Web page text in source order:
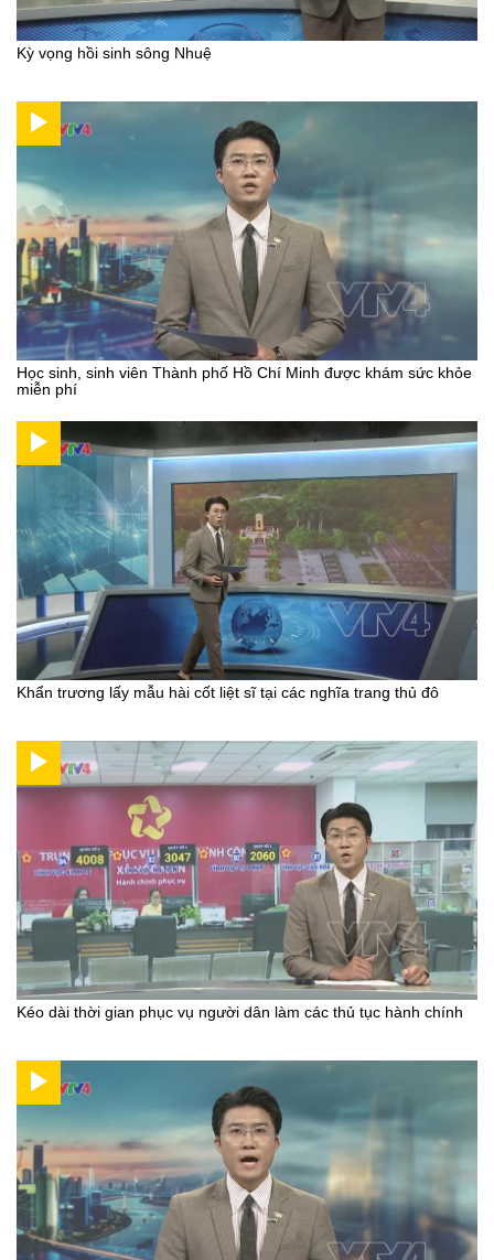
Kỳ vọng hồi sinh sông Nhuệ
Học sinh, sinh viên Thành phố Hồ Chí Minh được khám sức khỏe
miễn phí
Khẩn trương lấy mẫu hài cốt liệt sĩ tại các nghĩa trang thủ đô
Kéo dài thời gian phục vụ người dân làm các thủ tục hành chính